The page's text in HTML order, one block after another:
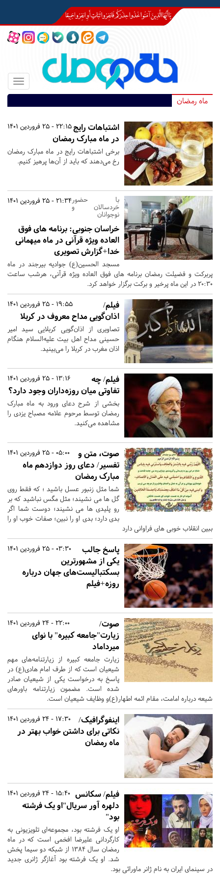
Toggle
ماه رمضان
22:15 - 25 فروردین 1401اشتباهات رایج
در ماه مبارک رمضان
برخی اشتباهات رایج در ماه مبارک رمضان
رخ می‌دهند که باید از آن‌ها پرهیز کنیم.
21:34 - 25 فروردین 1401با حضور
خردسالان و
نوجوانان
خراسان جنوبی: برنامه های فوق
العاده ویژه قرآنی در ماه میهمانی
خدا+گزارش تصویری
مسجد الحسین(ع) جوادیه بیرجند در ماه
پربرکت و فضیلت رمضان برنامه های فوق العاده ویژه قرآنی، هرشب ساعت
۲۰:۳۰ در این ماه پرخیر و برکت برگزار خواهد کرد.
19:55 - 25 فروردین 1401
فیلم/
اذان‌گویی مداح معروف در کربلا
تصاویری از اذان‌گویی کربلایی سید امیر
حسینی مداح اهل بیت علیه‌السلام هنگام
اذان مغرب در کربلا را می‌بینید.
13:16 - 25 فروردین 1401
فیلم/ چه
تفاوتی میان روزه‌داران وجود دارد؟
بخشی از شرح دعای ورود به ماه مبارک
رمضان توسط مرحوم علامه مصباح یزدی را
مشاهده می‌کنید.
05:00 - 25 فروردین 1401
صوت، متن و
تفسیر/ دعای روز دوازدهم ماه
مبارک رمضان
شما مثل زنبور عسل باشید ؛ که فقط روی
گل ها می نشیند؛ مثل مگس نباشید که بر
رو پلیدی ها می نشیند؛ دوست شما اگر
بدی دارد؛ بدی او را نبین؛ صفات خوب او را
ببین انقلاب خوبی های فراوانی دارد
03:30 - 25 فروردین 1401
پاسخ جالب
یکی از مشهورترین
بسکتبالیست‌های جهان درباره
روزه+فیلم
22:00 - 24 فروردین 1401
صوت/
زیارت"جامعه کبیره" با نوای
میرداماد
زیارت جامعه کبیره از زیارتنامه‌های مهم
شیعیان است که از طرف امام هادی(ع) در
پاسخ به درخواست یکی از شیعیان صادر
شده است. مضمون زیارتنامه باورهای
شیعه درباره امامت، مقام ائمه اطهار(ع)و وظایف شیعیان است.
17:30 - 24 فروردین 1401
اینفوگرافیک/
نکاتی برای داشتن خواب بهتر در
ماه رمضان
15:40 - 24 فروردین 1401 فیلم/ سکانس
دلهره آور سریال"او یک فرشته
بود"
او یک فرشته بود، مجموعه‌ای تلویزیونی به
کارگردانی علیرضا افخمی است که در ماه
رمضان سال ۱۳۸۴ از شبکه دو سیما پخش
شد. او یک فرشته بود آغازگر ژانری جدید
در سینمای ایران به نام ژانر ماورائی بود.